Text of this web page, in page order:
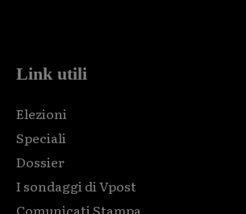
Link utili
Elezioni
Speciali
Dossier
I sondaggi di Vpost
Comunicati Stampa